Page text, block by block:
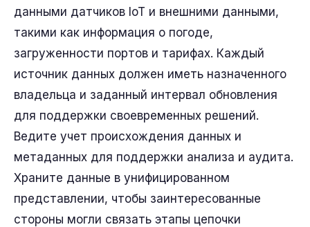
данными датчиков IoT и внешними данными,
такими как информация о погоде,
загруженности портов и тарифах. Каждый
источник данных должен иметь назначенного
владельца и заданный интервал обновления
для поддержки своевременных решений.
Ведите учет происхождения данных и
метаданных для поддержки анализа и аудита.
Храните данные в унифицированном
представлении, чтобы заинтересованные
стороны могли связать этапы цепочки